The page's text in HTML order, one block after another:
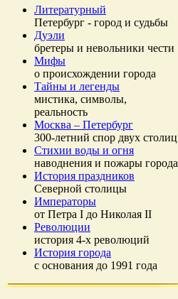
Литературный
Петербург - город и судьбы
Дуэли
бретеры и невольники чести
Мифы
о происхождении города
Тайны и легенды
мистика, символы,
реальность
Москва – Петербург
300-летний спор двух столиц
Стихии воды и огня
наводнения и пожары города
История праздников
Северной столицы
Императоры
от Петра I до Николая II
Революции
история 4-х революций
История города
с основания до 1991 года